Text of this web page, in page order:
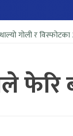
आवाज
फेरि